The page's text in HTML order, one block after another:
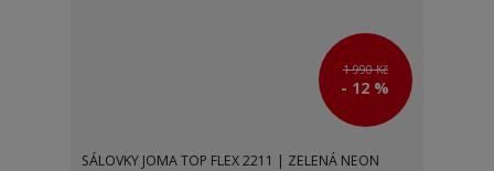
1 990 Kč
- 12 %
SÁLOVKY JOMA TOP FLEX 2211 | ZELENÁ NEON